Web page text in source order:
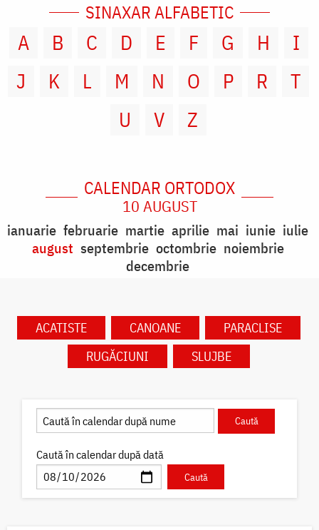
SINAXAR ALFABETIC
A B C D E F G H
I
J
K L M N O P R
T
U
V Z
CALENDAR ORTODOX
10 AUGUST
ianuarie februarie martie aprilie mai iunie iulie
august septembrie octombrie noiembrie
decembrie
ACATISTE CANOANE
PARACLISE
RUGĂCIUNI
SLUJBE
Caută în calendar după dată